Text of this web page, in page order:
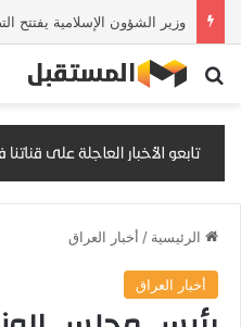
بحث عن
الرئيسية / أخبار العراق
أخبار العراق